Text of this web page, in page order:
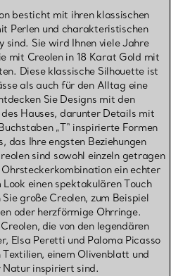
besticht mit ihren klassischen
Perlen und charakteristischen
sind. Sie wird Ihnen viele Jahre
mit Creolen in 18 Karat Gold mit
Diese klassische Silhouette ist
als auch für den Alltag eine
Sie Designs mit den
Hauses, darunter Details mit
„T“ inspirierte Formen
das Ihre engsten Beziehungen
sind sowohl einzeln getragen
ein echter
einen spektakulären Touch
große Creolen, zum Beispiel
oder herzförmige Ohrringe.
die von den legendären
Elsa Peretti und Paloma Picasso
einem Olivenblatt und
Natur inspiriert sind.